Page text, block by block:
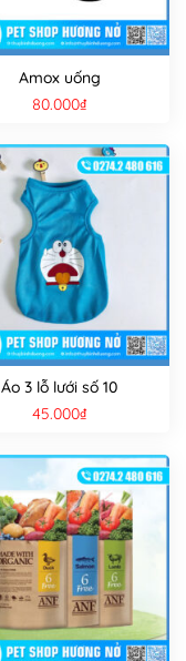
Amox uống
80.000₫
Áo 3 lỗ lưới số 10
45.000₫